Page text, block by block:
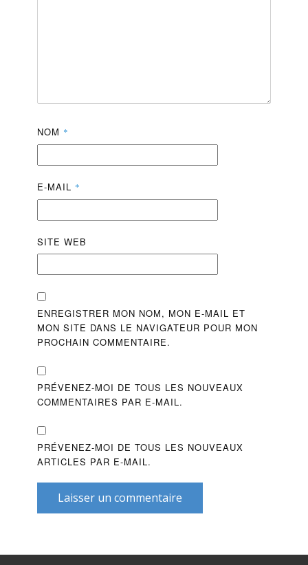
NOM *
E-MAIL *
SITE WEB
ENREGISTRER MON NOM, MON E-MAIL ET
MON SITE DANS LE NAVIGATEUR POUR MON
PROCHAIN COMMENTAIRE.
PRÉVENEZ-MOI DE TOUS LES NOUVEAUX
COMMENTAIRES PAR E-MAIL.
PRÉVENEZ-MOI DE TOUS LES NOUVEAUX
ARTICLES PAR E-MAIL.
Laisser un commentaire